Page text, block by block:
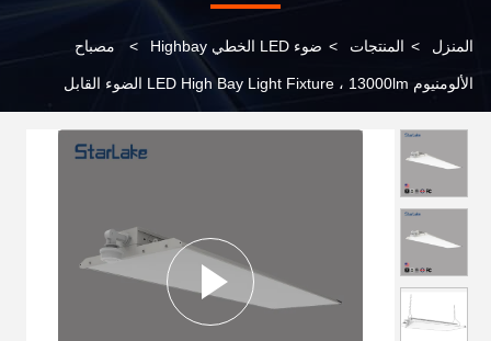
المنزل > المنتجات > ضوء LED الخطي Highbay > مصباح
الألومنيوم LED High Bay Light Fixture ، 13000lm الضوء القابل